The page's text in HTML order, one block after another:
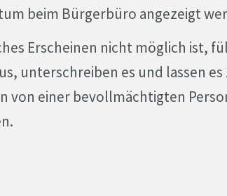
beim Bürgerbüro angezeigt
Erscheinen nicht möglich ist,
unterschreiben es und lassen
von einer bevollmächtigten